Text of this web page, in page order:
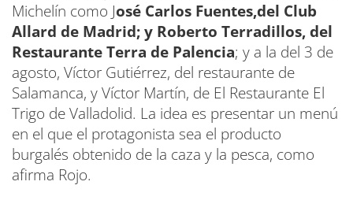
Michelín como José Carlos Fuentes,del Club
Allard de Madrid; y Roberto Terradillos, del
Restaurante Terra de Palencia; y a la del 3 de
agosto, Víctor Gutiérrez, del restaurante de
Salamanca, y Víctor Martín, de El Restaurante El
Trigo de Valladolid. La idea es presentar un menú
en el que el protagonista sea el producto
burgalés obtenido de la caza y la pesca, como
afirma Rojo.